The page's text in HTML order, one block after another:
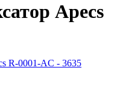
Apecs